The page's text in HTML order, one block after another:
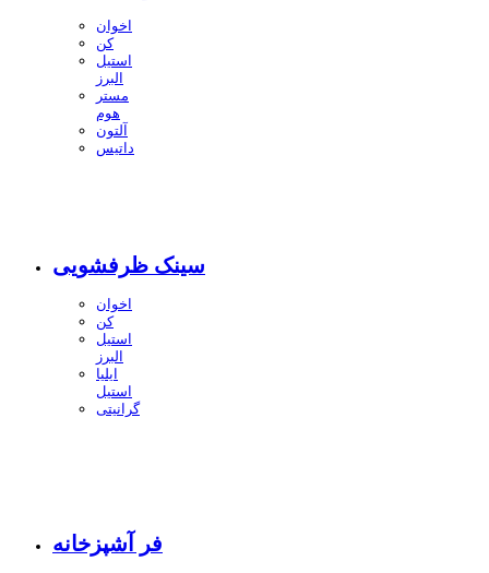
اخوان
کن
استیل
البرز
مستر
هوم
آلتون
داتیس
سینک ظرفشویی
اخوان
کن
استیل
البرز
ایلیا
استیل
گرانیتی
فر آشپزخانه